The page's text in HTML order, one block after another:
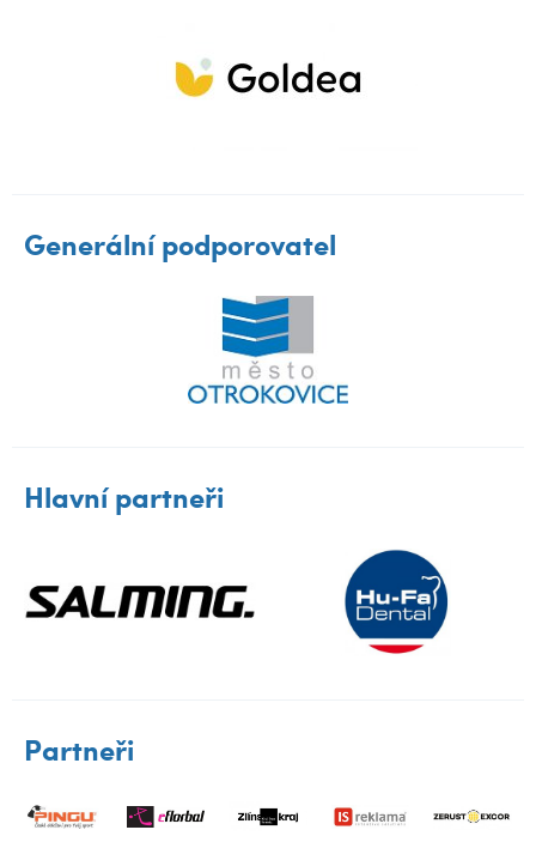
Generální podporovatel
Hlavní partneři
Partneři